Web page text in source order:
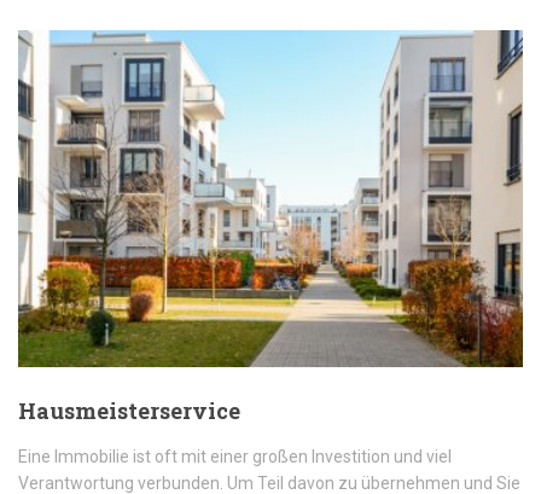
Hausmeisterservice
Eine Immobilie ist oft mit einer großen Investition und viel
Verantwortung verbunden. Um Teil davon zu übernehmen und Sie